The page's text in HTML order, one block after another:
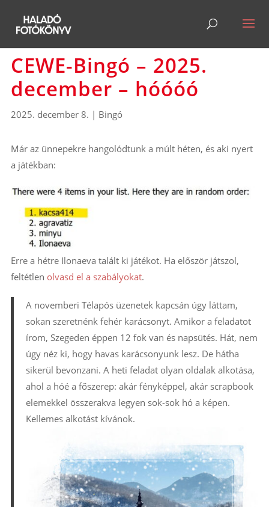
CEWE-Bingó – 2025.
december – hóóóó
2025. december 8. | Bingó
Már az ünnepekre hangolódtunk a múlt héten, és aki nyert
a játékban:
Erre a hétre Ilonaeva talált ki játékot. Ha először játszol,
feltétlen olvasd el a szabályokat.
A novemberi Télapós üzenetek kapcsán úgy láttam,
sokan szeretnénk fehér karácsonyt. Amikor a feladatot
írom, Szegeden éppen 12 fok van és napsütés. Hát, nem
úgy néz ki, hogy havas karácsonyunk lesz. De hátha
sikerül bevonzani. A heti feladat olyan oldalak alkotása,
ahol a hóé a főszerep: akár fényképpel, akár scrapbook
elemekkel összerakva legyen sok-sok hó a képen.
Kellemes alkotást kívánok.